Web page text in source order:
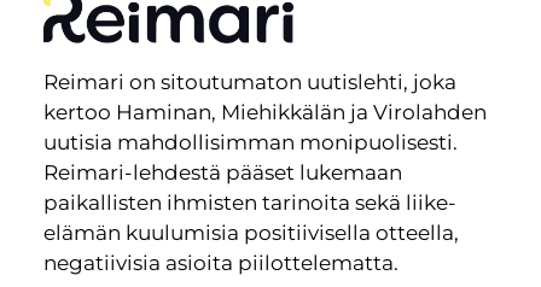
Reimari on sitoutumaton uutislehti, joka
kertoo Haminan, Miehikkälän ja Virolahden
uutisia mahdollisimman monipuolisesti.
Reimari-lehdestä pääset lukemaan
paikallisten ihmisten tarinoita sekä liike-
elämän kuulumisia positiivisella otteella,
negatiivisia asioita piilottelematta.